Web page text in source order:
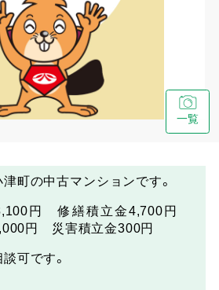
一覧
町の中古マンションです。
円 修繕積立金4,700円
円 災害積立金300円
可です。